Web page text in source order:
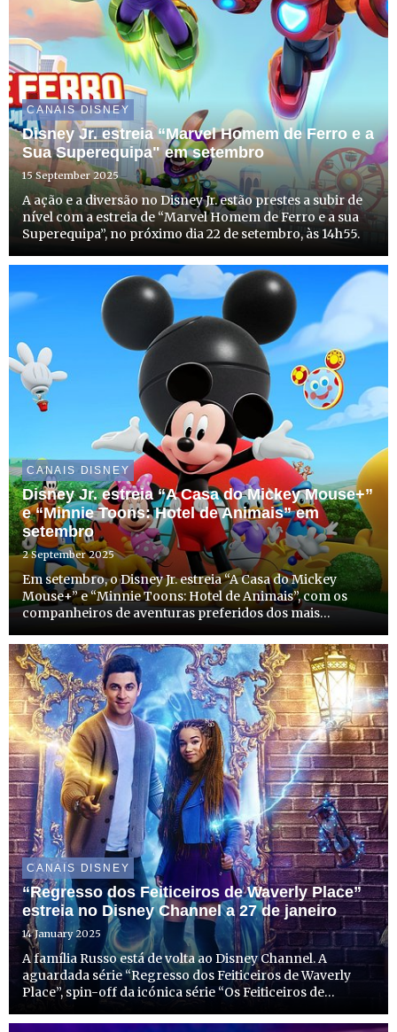
CANAIS DISNEY
Disney Jr. estreia “Marvel Homem de Ferro e a
Sua Superequipa" em setembro
15 September 2025
A ação e a diversão no Disney Jr. estão prestes a subir de
nível com a estreia de “Marvel Homem de Ferro e a sua
Superequipa”, no próximo dia 22 de setembro, às 14h55.
CANAIS DISNEY
Disney Jr. estreia “A Casa do Mickey Mouse+”
e “Minnie Toons: Hotel de Animais” em
setembro
2 September 2025
Em setembro, o Disney Jr. estreia “A Casa do Mickey
Mouse+” e “Minnie Toons: Hotel de Animais”, com os
companheiros de aventuras preferidos dos mais
séries têm estreia marcada para dia 8 de setembro, a
partir das 8h30...
CANAIS DISNEY
“Regresso dos Feiticeiros de Waverly Place”
estreia no Disney Channel a 27 de janeiro
14 January 2025
A família Russo está de volta ao Disney Channel. A
aguardada série “Regresso dos Feiticeiros de Waverly
Place”, spin-off da icónica série “Os Feiticeiros de
18h40. Desta vez, acompanhamos a história do irmão